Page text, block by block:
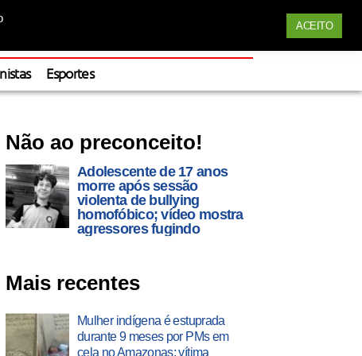
ACEITO
Esportes
Não ao preconceito!
Adolescente de 17 anos
morre após sessão
violenta de bullying
homofóbico; vídeo mostra
agressores fugindo
Mais recentes
Mulher indígena é estuprada
durante 9 meses por PMs em
cela no Amazonas; vítima